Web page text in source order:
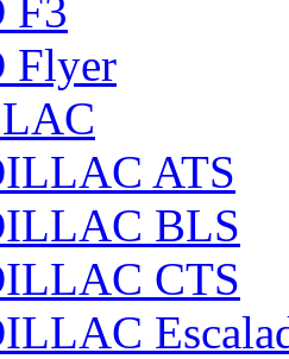
F3
Flyer
ATS
BLS
CTS